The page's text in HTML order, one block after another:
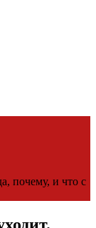
почему, и что с